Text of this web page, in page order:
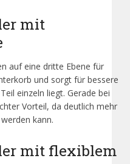
mit
auf eine dritte Ebene für
und sorgt für bessere
einzeln liegt. Gerade bei
Vorteil, da deutlich mehr
kann.
mit flexiblem